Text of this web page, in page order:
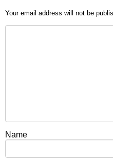
Your email address will not be
Name